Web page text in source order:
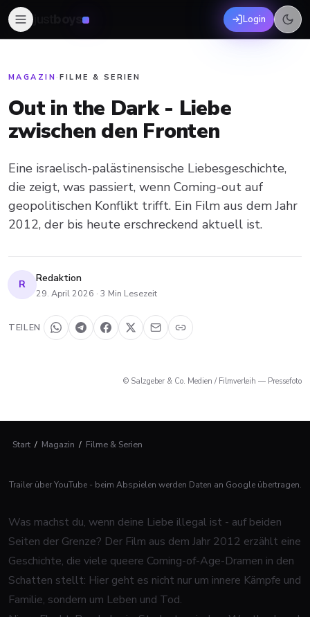
boys Login
MAGAZIN ·FILME & SERIEN
Out in the Dark - Liebe
zwischen den Fronten
Eine israelisch-palästinensische Liebesgeschichte,
die zeigt, was passiert, wenn Coming-out auf
geopolitischen Konflikt trifft. Ein Film aus dem Jahr
2012, der bis heute erschreckend aktuell ist.
R Redaktion
29. April 2026 · 3 Min Lesezeit
TEILEN
© Salzgeber & Co. Medien / Filmverleih — Pressefoto
Start / Magazin / Filme & Serien
Trailer über YouTube - beim Abspielen werden Daten an Google übertragen.
Was machst du, wenn deine Liebe illegal ist - auf beiden
Seiten der Grenze? Der Film aus dem Jahr 2012 erzählt eine
Geschichte, die viele queere Coming-of-Age-Dramen in den
Schatten stellt: Hier geht es nicht nur um innere Kämpfe und
Familie, sondern um Leben und Tod.